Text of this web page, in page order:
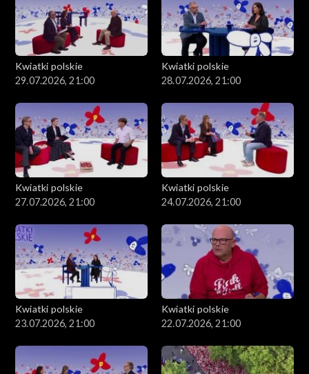
Kwiatki polskie
29.07.2026, 21:00
Kwiatki polskie
28.07.2026, 21:00
Kwiatki polskie
27.07.2026, 21:00
Kwiatki polskie
24.07.2026, 21:00
Kwiatki polskie
23.07.2026, 21:00
Kwiatki polskie
22.07.2026, 21:00